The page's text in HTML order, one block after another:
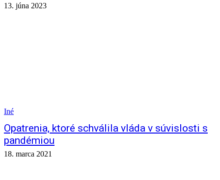
13. júna 2023
Iné
Opatrenia, ktoré schválila vláda v súvislosti s
pandémiou
18. marca 2021